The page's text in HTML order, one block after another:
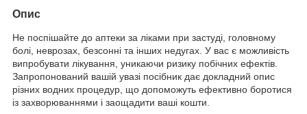
Опис
Не поспішайте до аптеки за ліками при застуді, головному
болі, неврозах, безсонні та інших недугах. У вас є можливість
випробувати лікування, уникаючи ризику побічних ефектів.
Запропонований вашій увазі посібник дає докладний опис
різних водних процедур, що допоможуть ефективно боротися
із захворюваннями і заощадити ваші кошти.